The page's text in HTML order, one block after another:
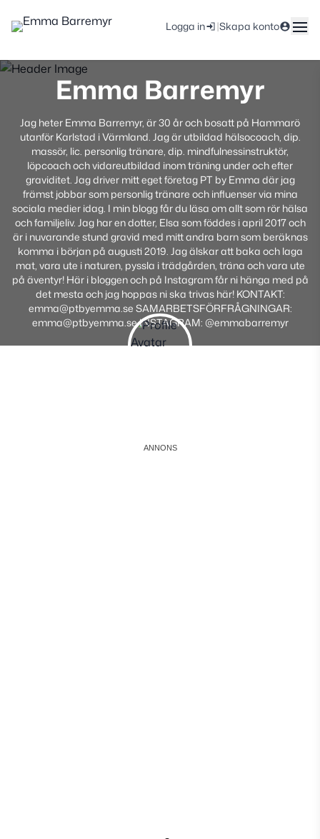
Logga in |Skapa konto
Emma Barremyr
Jag heter Emma Barremyr, är 30 år och bosatt på Hammarö
utanför Karlstad i Värmland. Jag är utbildad hälsocoach, dip.
massör, lic. personlig tränare, dip. mindfulnessinstruktör,
löpcoach och vidareutbildad inom träning under och efter
graviditet. Jag driver mitt eget företag PT by Emma där jag
främst jobbar som personlig tränare och influenser via mina
sociala medier idag. I min blogg får du läsa om allt som rör hälsa
och familjeliv. Jag har en dotter, Elsa som föddes i april 2017 och
är i nuvarande stund gravid med mitt andra barn som beräknas
komma i början på augusti 2019. Jag älskar att baka och laga
mat, vara ute i naturen, pyssla i trädgården, träna och vara ute
på äventyr! Här i bloggen och på Instagram får ni hänga med på
det mesta och jag hoppas ni ska trivas här! KONTAKT:
emma@ptbyemma.se SAMARBETSFÖRFRÅGNINGAR:
emma@ptbyemma.se INSTAGRAM: @emmabarremyr